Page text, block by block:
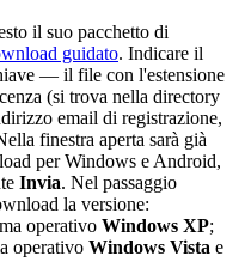
il suo pacchetto di
guidato. Indicare il
— il file con l'estensione
(si trova nella directory
email di registrazione,
finestra aperta sarà già
per Windows e Android,
Invia. Nel passaggio
la versione:
operativo Windows XP;
operativo Windows Vista e